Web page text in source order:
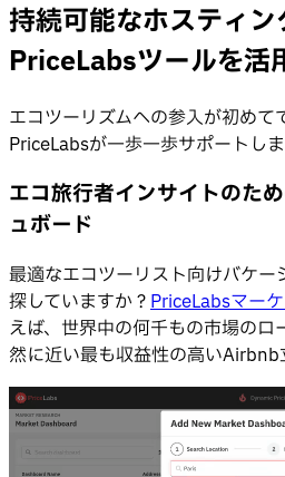
持続可能なホスティ
PriceLabsツールを活
エコツーリズムへの参入が初めて
PriceLabsが一歩一歩サポートしま
エコ旅行者インサイトのた
ュボード
最適なエコツーリスト向けバケー
探していますか？PriceLabsマー
えば、世界中の何千もの市場のロ
然に近い最も収益性の高いAirbnb